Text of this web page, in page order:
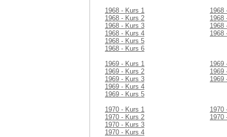
1968
1968
1968
1968
1969
1969
1969
1970
1970
1968 - Kurs 1
1968 - Kurs 2
1968 - Kurs 3
1968 - Kurs 4
1968 - Kurs 5
1968 - Kurs 6
1969 - Kurs 1
1969 - Kurs 2
1969 - Kurs 3
1969 - Kurs 4
1969 - Kurs 5
1970 - Kurs 1
1970 - Kurs 2
1970 - Kurs 3
1970 - Kurs 4